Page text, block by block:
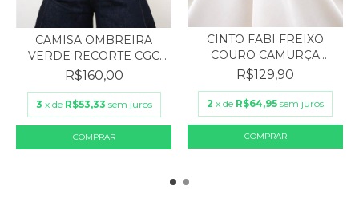
CAMISA OMBREIRA
VERDE RECORTE CGC
VISCOS...
R$160,00
3 x de R$53,33 sem juros
CINTO FABI FREIXO
COURO CAMURÇA
VERDE
R$129,90
2 x de R$64,95 sem juros